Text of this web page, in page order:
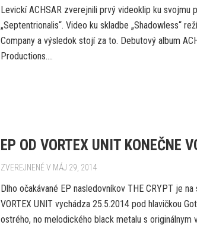
Levickí ACHSAR zverejnili prvý videoklip ku svojmu
„Septentrionalis“. Video ku skladbe „Shadowless“
Company a výsledok stojí za to. Debutový album
Productions....
EP OD VORTEX UNIT KONEČNE
ZVEREJNENÉ V MÁJ 29, 2014
Dlho očakávané EP nasledovníkov THE CRYPT je
VORTEX UNIT vychádza 25.5.2014 pod hlavičkou
ostrého, no melodického black metalu s originálnym